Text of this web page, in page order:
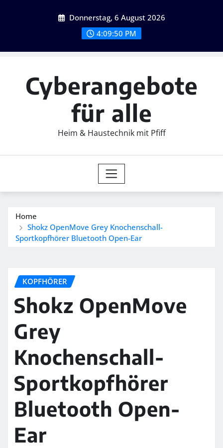
Donnerstag, 6 August 2026
4:09:51 PM
Cyberangebote
für alle
Heim & Haustechnik mit Pfiff
Home
Shokz OpenMove Grey Knochenschall-
Sportkopfhörer Bluetooth Open-Ear
KOPFHÖRER
Shokz OpenMove
Grey
Knochenschall-
Sportkopfhörer
Bluetooth Open-
Ear